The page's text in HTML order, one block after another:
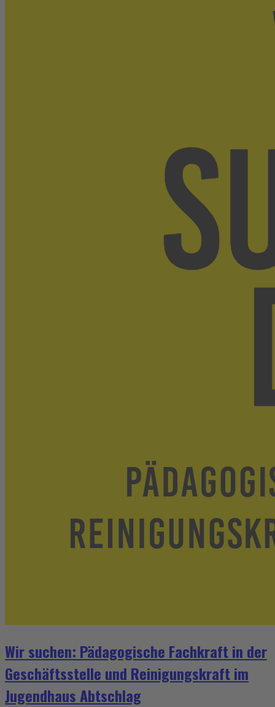
Wir suchen: Pädagogische Fachkraft in der
Geschäftsstelle und Reinigungskraft im
Jugendhaus Abtschlag